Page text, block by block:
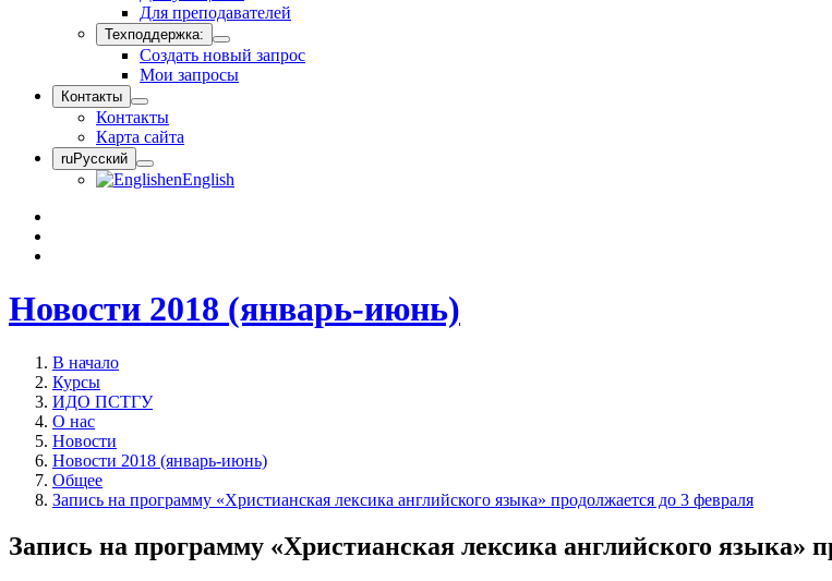
Для преподавателей
Техподдержка:
Создать новый запрос
Мои запросы
Контакты
Контакты
Карта сайта
ruРусский
enEnglish
Новости 2018 (январь-июнь)
В начало
Курсы
ИДО ПСТГУ
О нас
Новости
Новости 2018 (январь-июнь)
Общее
Запись на программу «Христианская лексика английского языка» продолжается до 3 февраля
Запись на программу «Христианская лексика английского языка»